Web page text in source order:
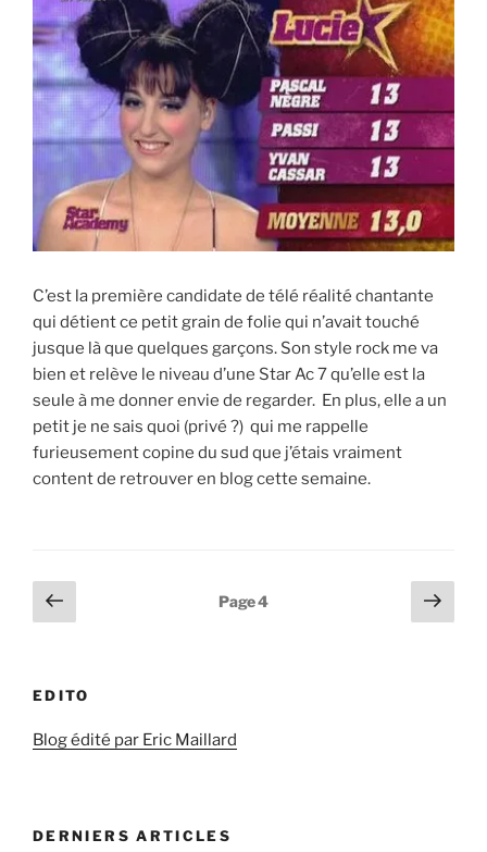
C’est la première candidate de télé réalité chantante
qui détient ce petit grain de folie qui n’avait touché
jusque là que quelques garçons. Son style rock me va
bien et relève le niveau d’une Star Ac 7 qu’elle est la
seule à me donner envie de regarder. En plus, elle a un
petit je ne sais quoi (privé ?) qui me rappelle
furieusement copine du sud que j’étais vraiment
content de retrouver en blog cette semaine.
Pagination
des
Page
précédente
Page4
Page
EDITO
Blog édité par Eric Maillard
DERNIERS ARTICLES